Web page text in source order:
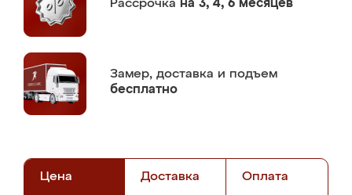
Рассрочка на 3, 4, 6 месяцев
Замер, доставка и подъем
бесплатно
Цена Доставка Оплата